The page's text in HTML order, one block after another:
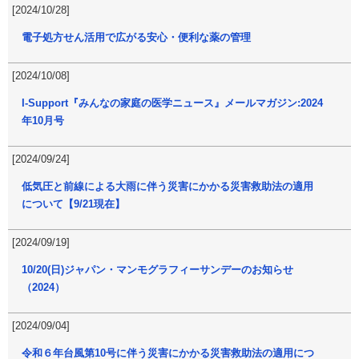
[2024/10/28]
電子処方せん活用で広がる安心・便利な薬の管理
[2024/10/08]
I-Support『みんなの家庭の医学ニュース』メールマガジン:2024
年10月号
[2024/09/24]
低気圧と前線による大雨に伴う災害にかかる災害救助法の適用
について【9/21現在】
[2024/09/19]
10/20(日)ジャパン・マンモグラフィーサンデーのお知らせ
（2024）
[2024/09/04]
令和６年台風第10号に伴う災害にかかる災害救助法の適用につ